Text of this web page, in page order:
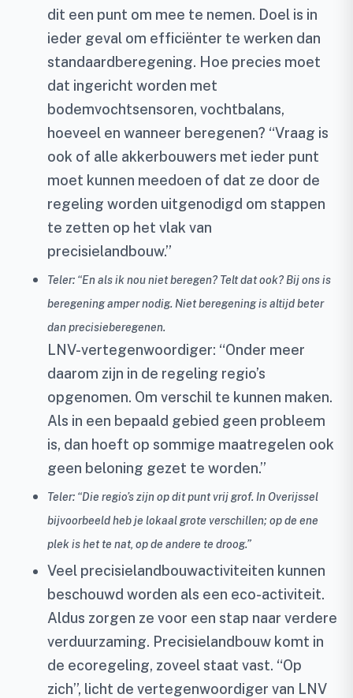
dit een punt om mee te nemen. Doel is in
ieder geval om efficiënter te werken dan
standaardberegening. Hoe precies moet
dat ingericht worden met
bodemvochtsensoren, vochtbalans,
hoeveel en wanneer beregenen? “Vraag is
ook of alle akkerbouwers met ieder punt
moet kunnen meedoen of dat ze door de
regeling worden uitgenodigd om stappen
te zetten op het vlak van
precisielandbouw.”
Teler: “En als ik nou niet beregen? Telt dat ook? Bij ons is
beregening amper nodig. Niet beregening is altijd beter
dan precisieberegenen.
LNV-vertegenwoordiger: “Onder meer
daarom zijn in de regeling regio’s
opgenomen. Om verschil te kunnen maken.
Als in een bepaald gebied geen probleem
is, dan hoeft op sommige maatregelen ook
geen beloning gezet te worden.”
Teler: “Die regio’s zijn op dit punt vrij grof. In Overijssel
bijvoorbeeld heb je lokaal grote verschillen; op de ene
plek is het te nat, op de andere te droog.”
Veel precisielandbouwactiviteiten kunnen
beschouwd worden als een eco-activiteit.
Aldus zorgen ze voor een stap naar verdere
verduurzaming. Precisielandbouw komt in
de ecoregeling, zoveel staat vast. “Op
zich”, licht de vertegenwoordiger van LNV